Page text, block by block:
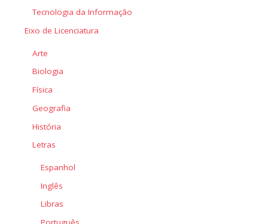
Tecnologia da Informação
Eixo de Licenciatura
Arte
Biologia
Física
Geografia
História
Letras
Espanhol
Inglês
Libras